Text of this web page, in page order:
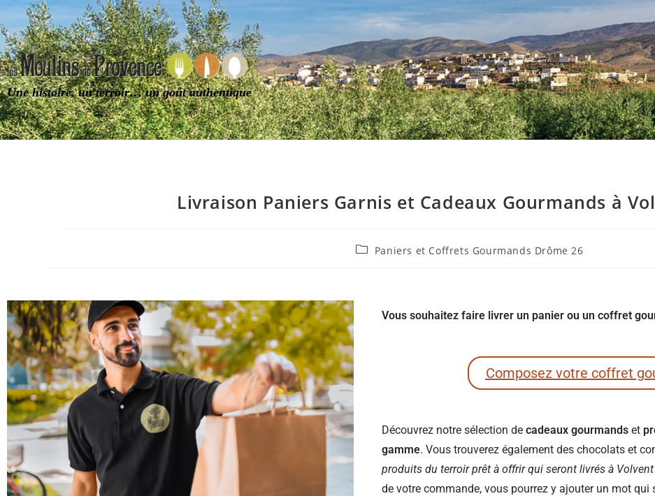
Une histoire, un terroir… un goût authentique
Livraison Paniers Garnis et Cadeaux Gourmands à
Paniers et Coffrets Gourmands Drôme 26
Vous souhaitez faire livrer un panier ou un coffret
Composez votre coffret
Découvrez notre sélection de cadeaux gourmands et
gamme. Vous trouverez également des chocolats et
produits du terroir prêt à offrir qui seront livrés à Volvent
de votre commande, vous pourrez y ajouter un mot qui